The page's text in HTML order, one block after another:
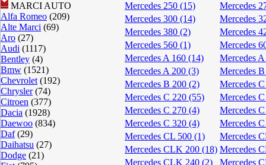
MARCI AUTO
Alfa Romeo (209)
Alte Marci (69)
Aro (27)
Audi (1117)
Bentley (4)
Bmw (1521)
Chevrolet (192)
Chrysler(74)
Citroen (377)
Dacia (1928)
Daewoo (834)
Daf(29)
Daihatsu (27)
Dodge (21)
Mercedes 250 (15)
Mercedes
Mercedes 300 (14)
Mercedes
Mercedes 380 (2)
Mercedes
Mercedes 560 (1)
Mercedes
Mercedes A 160 (14)
Mercedes
Mercedes A 200 (3)
Mercedes
Mercedes B 200 (2)
Mercedes
Mercedes C 220 (55)
Mercedes
Mercedes C 270 (4)
Mercedes
Mercedes C 320 (4)
Mercedes
Mercedes CL 500 (1)
Mercedes
Mercedes CLK 200 (18) Mercedes
Mercedes CLK 240 (2)
Mercedes